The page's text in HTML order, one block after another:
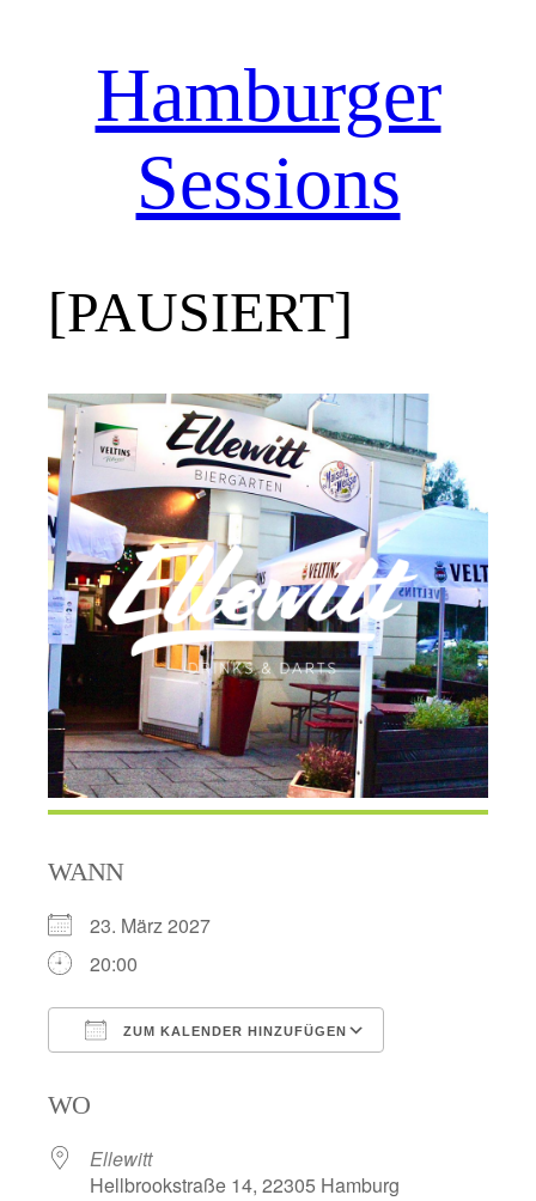
Hamburger
Sessions
[PAUSIERT]
WANN
23. März 2027
20:00
ZUM KALENDER HINZUFÜGEN
WO
Ellewitt
Hellbrookstraße 14, 22305 Hamburg